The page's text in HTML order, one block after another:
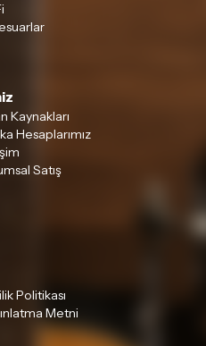
Kaynakları
Hesaplarımız
Satış
Politikası
Metni